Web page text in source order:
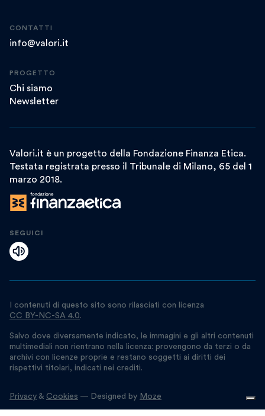
CONTATTI
info@valori.it
PROGETTO
Chi siamo
Newsletter
Valori.it è un progetto della Fondazione Finanza Etica.
Testata registrata presso il Tribunale di Milano, 65 del 1
marzo 2018.
SEGUICI
I contenuti di questo sito sono rilasciati con licenza
CC BY-NC-SA 4.0.
Salvo dove diversamente indicato, le immagini e gli altri contenuti
multimediali non rientrano nella licenza: provengono da terzi o da
archivi con licenze proprie e restano soggetti ai diritti dei
rispettivi titolari, indicati nei crediti.
Privacy & Cookies — Designed by Moze